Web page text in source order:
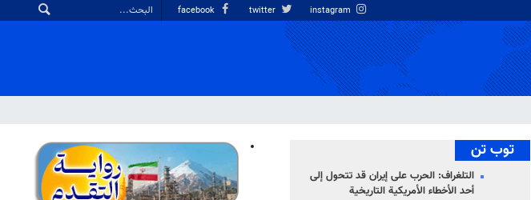
توب تن
التلغراف: الحرب على إيران قد تتحول إلى
أحد الأخطاء الأمريكية التاريخية